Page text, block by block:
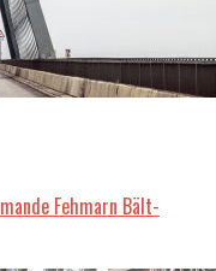
Fehmarn Bält-